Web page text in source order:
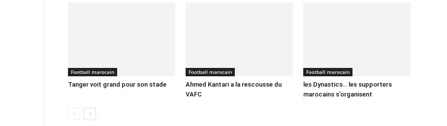
Football marocain
Tanger voit grand pour son stade
Football marocain
Ahmed Kantari a la rescousse du
VAFC
Football marocain
les Dynastics… les supporters
marocains s’organisent